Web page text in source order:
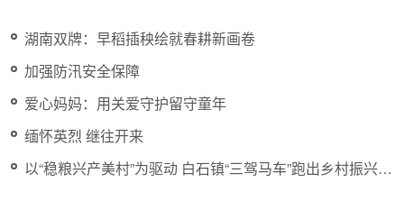
湖南双牌：早稻插秧绘就春耕新画卷
加强防汛安全保障
爱心妈妈：用关爱守护留守童年
缅怀英烈 继往开来
以“稳粮兴产美村”为驱动 白石镇“三驾马车”跑出乡村振兴加